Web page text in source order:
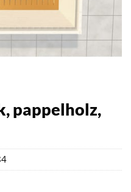
pappelholz,